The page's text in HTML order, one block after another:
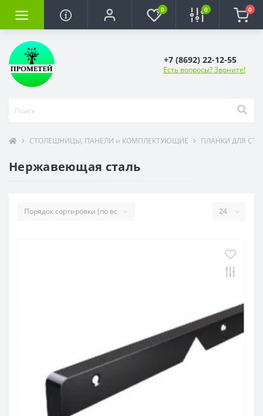
0 0 0
+7 (8692) 22-12-55
Есть вопросы? Звоните!
СТОЛЕШНИЦЫ, ПАНЕЛИ и КОМПЛЕКТУЮЩИЕ ПЛАНКИ ДЛЯ
Нержавеющая сталь